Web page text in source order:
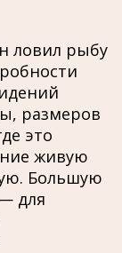
ловил рыбу
размеров
это
живую
Большую
для